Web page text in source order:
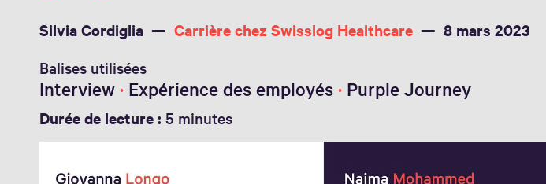
Silvia Cordiglia 8 mars 2023
Carrière chez Swisslog Healthcare
Durée de lecture : 5 minutes
Balises utilisées
Interview Expérience des employés Purple Journey